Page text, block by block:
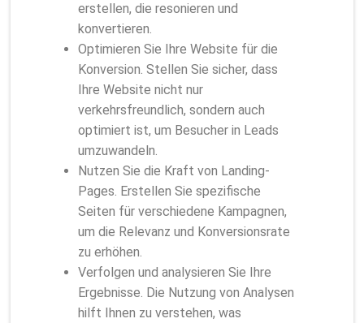
erstellen, die resonieren und
konvertieren.
Optimieren Sie Ihre Website für die
Konversion. Stellen Sie sicher, dass
Ihre Website nicht nur
verkehrsfreundlich, sondern auch
optimiert ist, um Besucher in Leads
umzuwandeln.
Nutzen Sie die Kraft von Landing-
Pages. Erstellen Sie spezifische
Seiten für verschiedene Kampagnen,
um die Relevanz und Konversionsrate
zu erhöhen.
Verfolgen und analysieren Sie Ihre
Ergebnisse. Die Nutzung von Analysen
hilft Ihnen zu verstehen, was